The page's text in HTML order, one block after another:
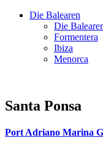
Die Balearen
Die
Formentera
Ibiza
Menorca
Santa Ponsa
Port Adriano Marina